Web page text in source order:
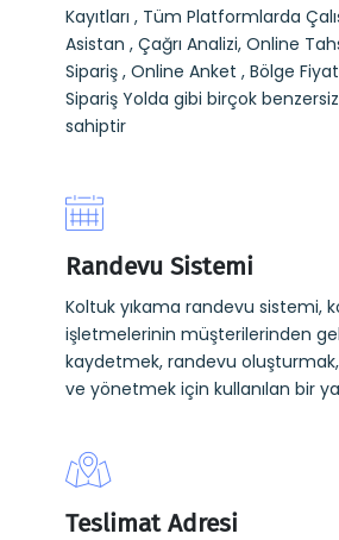
Kayıtları , Tüm Platformlarda
Asistan , Çağrı Analizi, Online
Sipariş , Online Anket , Bölge
Sipariş Yolda gibi birçok
sahiptir
Randevu Sistemi
Koltuk yıkama randevu sistemi,
işletmelerinin müşterilerinden
kaydetmek, randevu
ve yönetmek için kullanılan bir
Teslimat Adresi